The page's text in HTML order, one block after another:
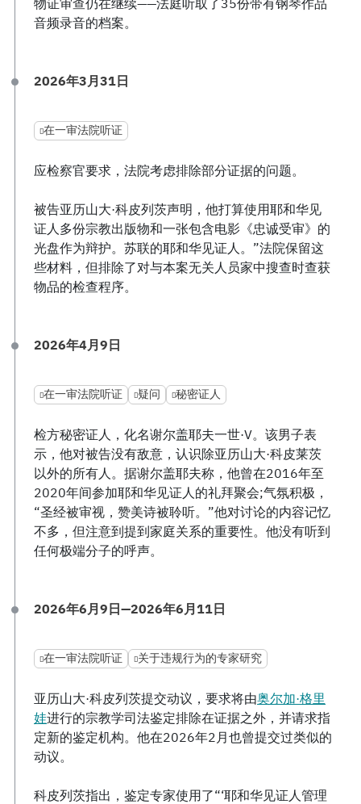
物证审查仍在继续——法庭听取了35份带有钢琴作品
音频录音的档案。
2026年3月31日
在一审法院听证
应检察官要求，法院考虑排除部分证据的问题。
被告亚历山大·科皮列茨声明，他打算使用耶和华见
证人多份宗教出版物和一张包含电影《忠诚受审》的
光盘作为辩护。苏联的耶和华见证人。”法院保留这
些材料，但排除了对与本案无关人员家中搜查时查获
物品的检查程序。
2026年4月9日
在一审法院听证 疑问 秘密证人
检方秘密证人，化名谢尔盖耶夫一世·V。该男子表
示，他对被告没有敌意，认识除亚历山大·科皮莱茨
以外的所有人。据谢尔盖耶夫称，他曾在2016年至
2020年间参加耶和华见证人的礼拜聚会;气氛积极，
“圣经被审视，赞美诗被聆听。”他对讨论的内容记忆
不多，但注意到提到家庭关系的重要性。他没有听到
任何极端分子的呼声。
2026年6月9日—2026年6月11日
在一审法院听证 关于违规行为的专家研究
亚历山大·科皮列茨提交动议，要求将由奥尔加·格里
娃进行的宗教学司法鉴定排除在证据之外，并请求指
定新的鉴定机构。他在2026年2月也曾提交过类似的
动议。
科皮列茨指出，鉴定专家使用了“‘耶和华见证人管理